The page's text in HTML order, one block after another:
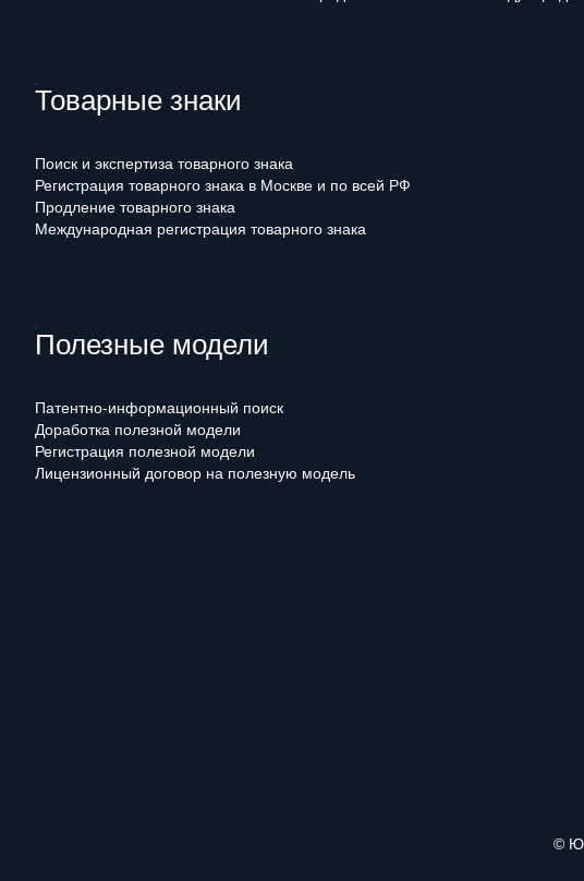
Товарные знаки
Поиск и экспертиза товарного знака
Регистрация товарного знака в Москве и по всей РФ
Продление товарного знака
Международная регистрация товарного знака
Полезные модели
Патентно-информационный поиск
Доработка полезной модели
Регистрация полезной модели
Лицензионный договор на полезную модель
©
Мы используем файлы cookie. Оставаясь на сайте, вы подтверждаете, что